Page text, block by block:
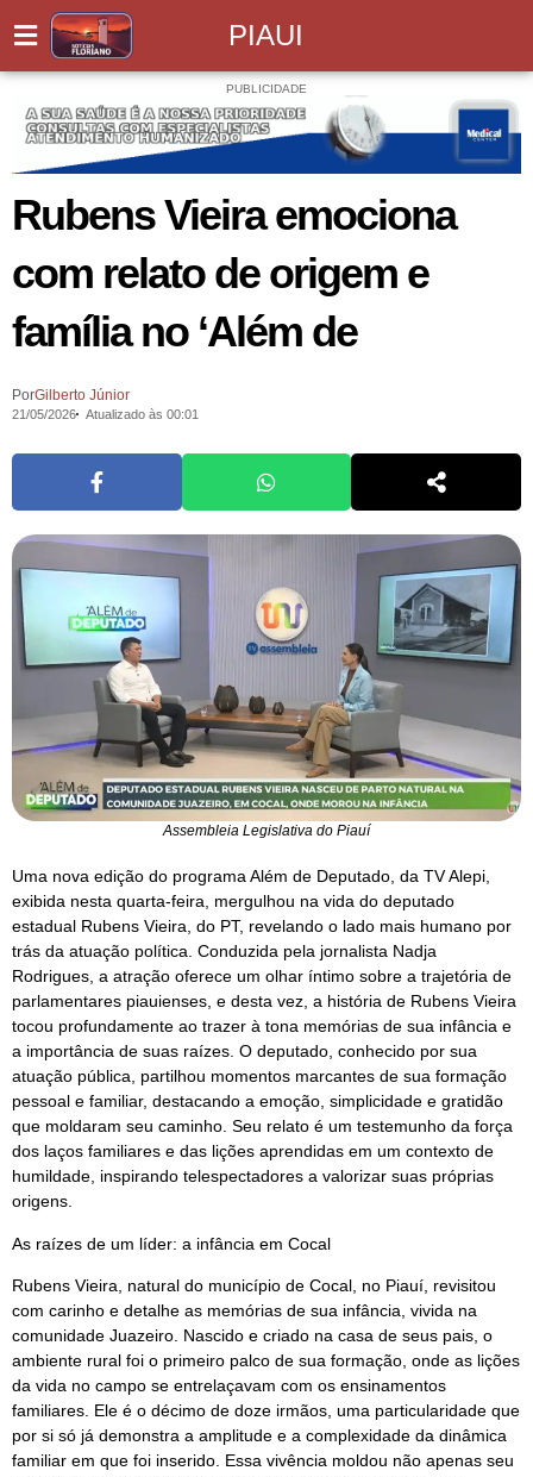
PIAUI
PUBLICIDADE
Rubens Vieira emociona
com relato de origem e
família no ‘Além de
PorGilberto Júnior
21/05/2026 Atualizado às 00:01
Assembleia Legislativa do Piauí
Uma nova edição do programa Além de Deputado, da TV Alepi,
exibida nesta quarta-feira, mergulhou na vida do deputado
estadual Rubens Vieira, do PT, revelando o lado mais humano por
trás da atuação política. Conduzida pela jornalista Nadja
Rodrigues, a atração oferece um olhar íntimo sobre a trajetória de
parlamentares piauienses, e desta vez, a história de Rubens Vieira
tocou profundamente ao trazer à tona memórias de sua infância e
a importância de suas raízes. O deputado, conhecido por sua
atuação pública, partilhou momentos marcantes de sua formação
pessoal e familiar, destacando a emoção, simplicidade e gratidão
que moldaram seu caminho. Seu relato é um testemunho da força
dos laços familiares e das lições aprendidas em um contexto de
humildade, inspirando telespectadores a valorizar suas próprias
origens.
As raízes de um líder: a infância em Cocal
Rubens Vieira, natural do município de Cocal, no Piauí, revisitou
com carinho e detalhe as memórias de sua infância, vivida na
comunidade Juazeiro. Nascido e criado na casa de seus pais, o
ambiente rural foi o primeiro palco de sua formação, onde as lições
da vida no campo se entrelaçavam com os ensinamentos
familiares. Ele é o décimo de doze irmãos, uma particularidade que
por si só já demonstra a amplitude e a complexidade da dinâmica
familiar em que foi inserido. Essa vivência moldou não apenas seu